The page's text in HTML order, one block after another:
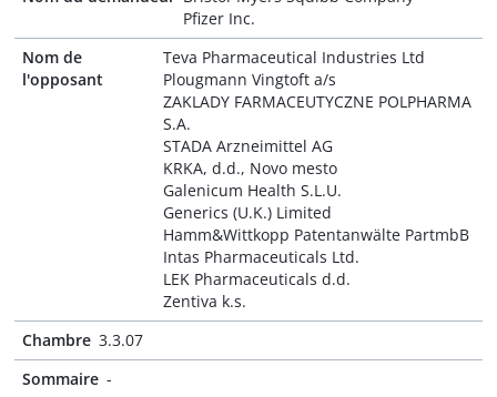
Pfizer Inc.
Nom de
l'opposant
Teva Pharmaceutical Industries Ltd
Plougmann Vingtoft a/s
ZAKLADY FARMACEUTYCZNE POLPHARMA
S.A.
STADA Arzneimittel AG
KRKA, d.d., Novo mesto
Galenicum Health S.L.U.
Generics (U.K.) Limited
Hamm&Wittkopp Patentanwälte PartmbB
Intas Pharmaceuticals Ltd.
LEK Pharmaceuticals d.d.
Zentiva k.s.
Chambre 3.3.07
Sommaire -